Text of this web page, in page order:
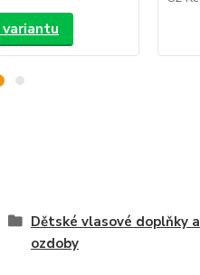
Dětské vlasové doplňky a
ozdoby